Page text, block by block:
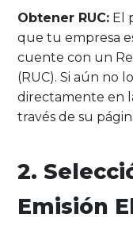
Obtener RUC: El
que tu empresa
cuente con un
(RUC). Si aún no
directamente en
través de su
2.
Emisión